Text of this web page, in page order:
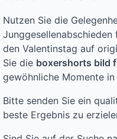
Nutzen Sie die
den Valentinstag auf
Sie die boxershorts bild
gewöhnliche Momente
Bitte senden Sie ein
beste Ergebnis zu